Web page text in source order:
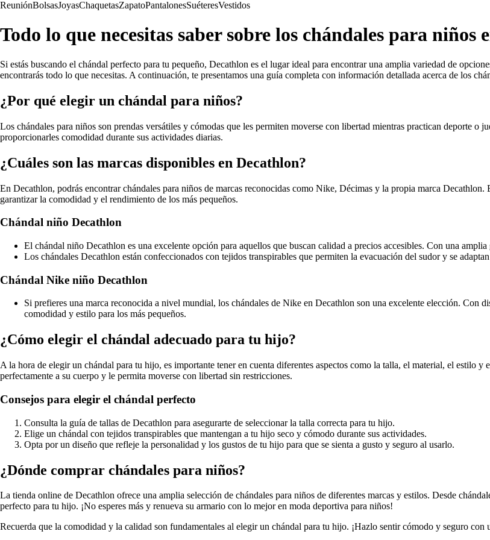
ReuniónBolsasJoyasChaquetasZapatoPantalonesSuéteresVestidos
Todo lo que necesitas saber sobre los chándales para niños
Si estás buscando el chándal perfecto para tu pequeño, Decathlon es el lugar ideal para encontrar una amplia variedad de
encontrarás todo lo que necesitas. A continuación, te presentamos una guía completa con información detallada acerca de los
¿Por qué elegir un chándal para niños?
Los chándales para niños son prendas versátiles y cómodas que les permiten moverse con libertad mientras practican deporte o
proporcionarles comodidad durante sus actividades diarias.
¿Cuáles son las marcas disponibles en Decathlon?
En Decathlon, podrás encontrar chándales para niños de marcas reconocidas como Nike, Décimas y la propia marca Decathlon.
garantizar la comodidad y el rendimiento de los más pequeños.
Chándal niño Decathlon
El chándal niño Decathlon es una excelente opción para aquellos que buscan calidad a precios accesibles. Con una
Los chándales Decathlon están confeccionados con tejidos transpirables que permiten la evacuación del sudor y se
Chándal Nike niño Decathlon
Si prefieres una marca reconocida a nivel mundial, los chándales de Nike en Decathlon son una excelente elección. Con
comodidad y estilo para los más pequeños.
¿Cómo elegir el chándal adecuado para tu hijo?
A la hora de elegir un chándal para tu hijo, es importante tener en cuenta diferentes aspectos como la talla, el material, el estilo y
perfectamente a su cuerpo y le permita moverse con libertad sin restricciones.
Consejos para elegir el chándal perfecto
Consulta la guía de tallas de Decathlon para asegurarte de seleccionar la talla correcta para tu hijo.
Elige un chándal con tejidos transpirables que mantengan a tu hijo seco y cómodo durante sus actividades.
Opta por un diseño que refleje la personalidad y los gustos de tu hijo para que se sienta a gusto y seguro al usarlo.
¿Dónde comprar chándales para niños?
La tienda online de Decathlon ofrece una amplia selección de chándales para niños de diferentes marcas y estilos. Desde
perfecto para tu hijo. ¡No esperes más y renueva su armario con lo mejor en moda deportiva para niños!
Recuerda que la comodidad y la calidad son fundamentales al elegir un chándal para tu hijo. ¡Hazlo sentir cómodo y seguro con